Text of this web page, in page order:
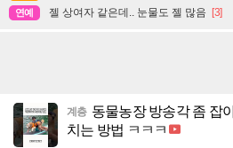
연예 젤 상여자 같은데.. 눈물도 젤 많음 [3]
계층 동물농장 방송각 좀 잡
치는 방법 ㅋㅋㅋ